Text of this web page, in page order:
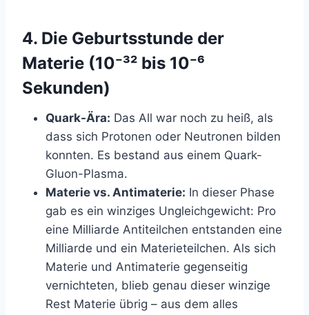
4. Die Geburtsstunde der
Materie (10⁻³² bis 10⁻⁶
Sekunden)
Quark-Ära: Das All war noch zu heiß, als
dass sich Protonen oder Neutronen bilden
konnten. Es bestand aus einem Quark-
Gluon-Plasma.
Materie vs. Antimaterie: In dieser Phase
gab es ein winziges Ungleichgewicht: Pro
eine Milliarde Antiteilchen entstanden eine
Milliarde und ein Materieteilchen. Als sich
Materie und Antimaterie gegenseitig
vernichteten, blieb genau dieser winzige
Rest Materie übrig – aus dem alles